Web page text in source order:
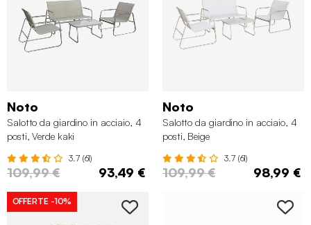
Noto
Salotto da giardino in acciaio, 4
posti, Verde kaki
3.7 (61)
109,99 € 93,49 €
Noto
Salotto da giardino in acciaio, 4
posti, Beige
3.7 (61)
109,99 € 98,99 €
OFFERTE -10%